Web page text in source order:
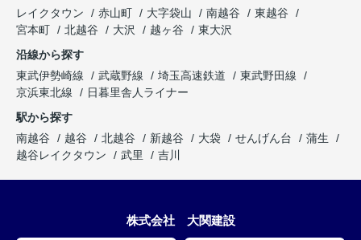
レイクタウン
赤山町 大字袋山 南越谷
東越谷
宮本町
北越谷 大沢 越ヶ谷
東大沢
沿線から探す
東武伊勢崎線
武蔵野線 埼玉高速鉄道
東武野田線
京浜東北線
日暮里舎人ライナー
駅から探す
南越谷
越谷 北越谷 新越谷 大袋 せんげん台
蒲生
越谷レイクタウン
武里 吉川
株式会社 大関建設